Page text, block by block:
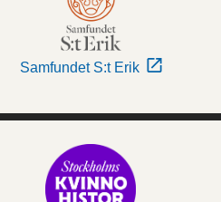
Samfundet S:t Erik